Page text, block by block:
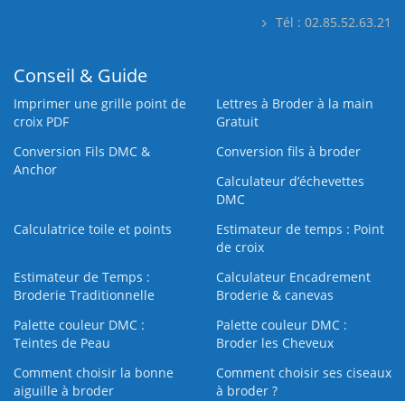
Tél : 02.85.52.63.21
Conseil & Guide
Imprimer une grille point de
croix PDF
Lettres à Broder à la main
Gratuit
Conversion Fils DMC &
Anchor
Conversion fils à broder
Calculateur d’échevettes
DMC
Calculatrice toile et points
Estimateur de temps : Point
de croix
Estimateur de Temps :
Broderie Traditionnelle
Calculateur Encadrement
Broderie & canevas
Palette couleur DMC :
Teintes de Peau
Palette couleur DMC :
Broder les Cheveux
Comment choisir la bonne
aiguille à broder
Comment choisir ses ciseaux
à broder ?